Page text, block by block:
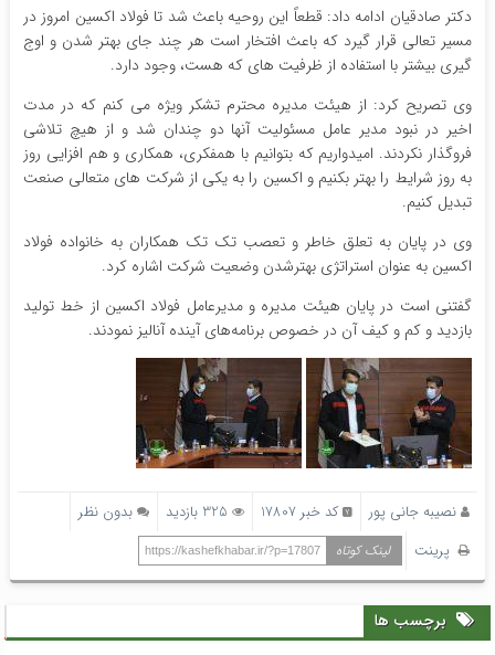
دکتر صادقیان ادامه داد: قطعاً این روحیه باعث شد تا فولاد اکسین امروز در
مسیر تعالی قرار گیرد که باعث افتخار است هر چند جای بهتر شدن و اوج
گیری بیشتر با استفاده از ظرفیت های که هست، وجود دارد.
وی تصریح کرد: از هیئت مدیره محترم تشکر ویژه می کنم که در مدت
اخیر در نبود مدیر عامل مسئولیت آنها دو چندان شد و از هیچ تلاشی
فروگذار نکردند. امیدواریم که بتوانیم با همفکری، همکاری و هم افزایی روز
به روز شرایط را بهتر بکنیم و اکسین را به یکی از شرکت های متعالی صنعت
تبدیل کنیم.
وی در پایان به تعلق خاطر و تعصب تک تک همکاران به خانواده فولاد
اکسین به عنوان استراتژی بهترشدن وضعیت شرکت اشاره کرد.
گفتنی است در پایان هیئت مدیره و مدیرعامل فولاد اکسین از خط تولید
بازدید و کم و کیف آن در خصوص برنامه‌های آینده آنالیز نمودند.
نصیبه جانی پور کد خبر 17807 325 بازدید
بدون نظر
پرینت
لینک کوتاه https://kashefkhabar.ir/?p=17807
برچسب ها